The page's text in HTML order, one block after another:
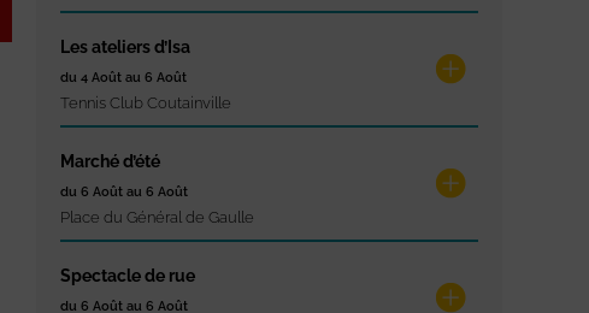
Les ateliers d’Isa
du 4 Août au 6 Août
Tennis Club Coutainville
Marché d’été
du 6 Août au 6 Août
Place du Général de Gaulle
Spectacle de rue
du 6 Août au 6 Août